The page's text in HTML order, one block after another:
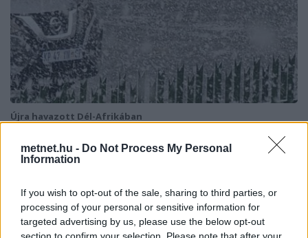
metnet.hu - Do Not Process My Personal
Information
If you wish to opt-out of the sale, sharing to third parties, or
processing of your personal or sensitive information for
targeted advertising by us, please use the below opt-out
Újra havazott Dél-Afrikában
Miközben nálunk tombol a nyári hőség, addig a déli félgömbön tél van.
Nézzük pár "hűsítő képet" a térségből!...